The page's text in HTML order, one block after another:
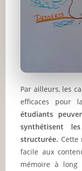
Par ailleurs, les
efficaces pour
étudiants
synthétisent
structurée. Cette
facile aux
mémoire à long